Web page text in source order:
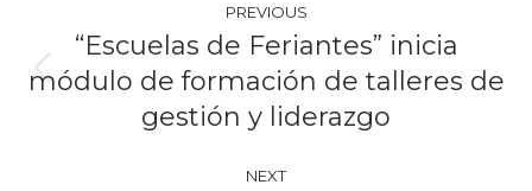
navigation
PREVIOUS
Previous
post:
“Escuelas de Feriantes” inicia
módulo de formación de talleres de
gestión y liderazgo
NEXT